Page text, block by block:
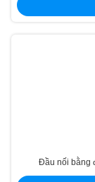
Đầu nối bằng